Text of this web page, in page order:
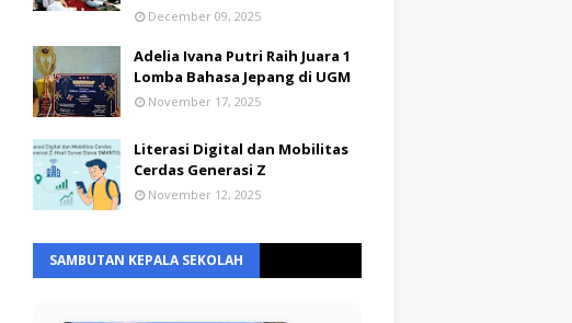
December 09, 2025
Adelia Ivana Putri Raih Juara 1
Lomba Bahasa Jepang di UGM
November 17, 2025
Literasi Digital dan Mobilitas
Cerdas Generasi Z
November 12, 2025
SAMBUTAN KEPALA SEKOLAH